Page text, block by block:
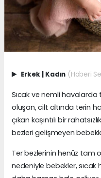
Erkek | Kadın (Haberi
Sıcak ve nemli havalarda
oluşan, cilt altında terin
çıkan kaşıntılı bir
bezleri gelişmeyen
Ter bezlerinin henüz tam
nedeniyle bebekler, sıcak